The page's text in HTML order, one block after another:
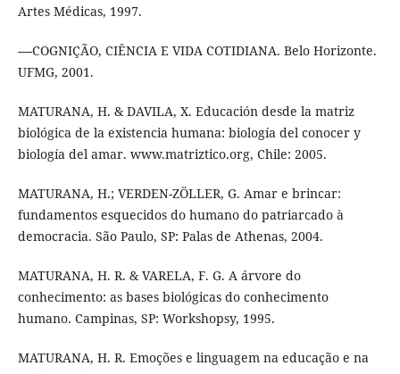
Artes Médicas, 1997.
----COGNIÇÃO, CIÊNCIA E VIDA COTIDIANA. Belo Horizonte.
UFMG, 2001.
MATURANA, H. & DAVILA, X. Educación desde la matriz
biológica de la existencia humana: biología del conocer y
biología del amar. www.matriztico.org, Chile: 2005.
MATURANA, H.; VERDEN-ZÖLLER, G. Amar e brincar:
fundamentos esquecidos do humano do patriarcado à
democracia. São Paulo, SP: Palas de Athenas, 2004.
MATURANA, H. R. & VARELA, F. G. A árvore do
conhecimento: as bases biológicas do conhecimento
humano. Campinas, SP: Workshopsy, 1995.
MATURANA, H. R. Emoções e linguagem na educação e na